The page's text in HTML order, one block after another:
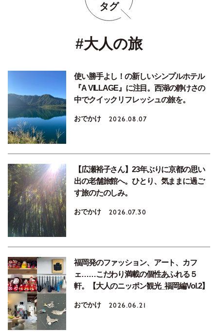
タグ
#大人の旅
使い勝手よし！の新しいシンプルホテル
『A VILLAGE』に注目。西湖の静けさの
中でクイックリフレッシュの旅を。
おでかけ 2026.08.07
【広瀬裕子さん】23年ぶりに京都の思い
出の老舗旅館へ。ひとり、気ままに過ご
す旅のたのしみ。
おでかけ 2026.07.30
福岡発のファッション、アート、カフ
ェ……こだわり満載の個性あふれる５
軒。【大人のニッポン観光_福岡編Vol.2】
おでかけ 2026.06.21